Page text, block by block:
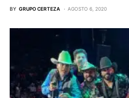
BY GRUPO CERTEZA AGOSTO 6, 2020